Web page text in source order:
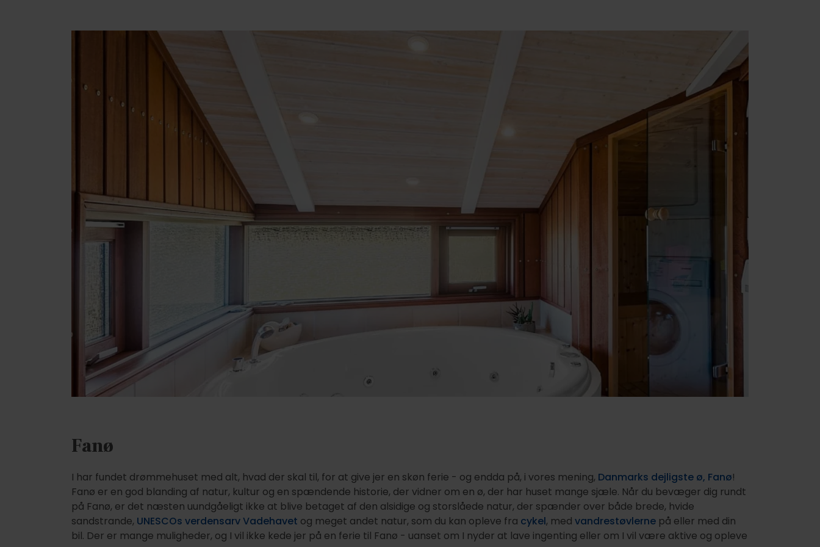
Fanø
I har fundet drømmehuset med alt, hvad der skal til, for at give jer en skøn ferie - og endda på, i vores mening, Danmarks dejligste ø, Fanø!
Fanø er en god blanding af natur, kultur og en spændende historie, der vidner om en ø, der har huset mange sjæle. Når du bevæger dig rundt
på Fanø, er det næsten uundgåeligt ikke at blive betaget af den alsidige og storslåede natur, der spænder over både brede, hvide
sandstrande, UNESCOs verdensarv Vadehavet og meget andet natur, som du kan opleve fra cykel, med vandrestøvlerne på eller med din
bil. Der er mange muligheder, og I vil ikke kede jer på en ferie til Fanø - uanset om I nyder at lave ingenting eller om I vil være aktive og opleve